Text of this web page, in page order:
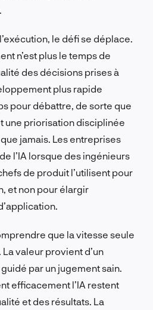
le défi se déplace.
n’est plus le temps de
des décisions prises à
plus rapide
pour débattre, de sorte que
une priorisation disciplinée
jamais. Les entreprises
l’IA lorsque des ingénieurs
de produit l’utilisent pour
et non pour élargir
que la vitesse seule
valeur provient d’un
par un jugement sain.
efficacement l’IA restent
et des résultats. La